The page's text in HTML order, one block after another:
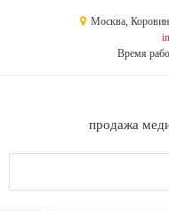
Москва,
Время
продажа